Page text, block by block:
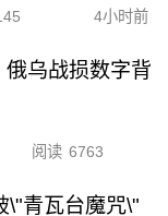
4小时前
乌战损数字背
阅读 6763
\"青瓦台魔咒\"